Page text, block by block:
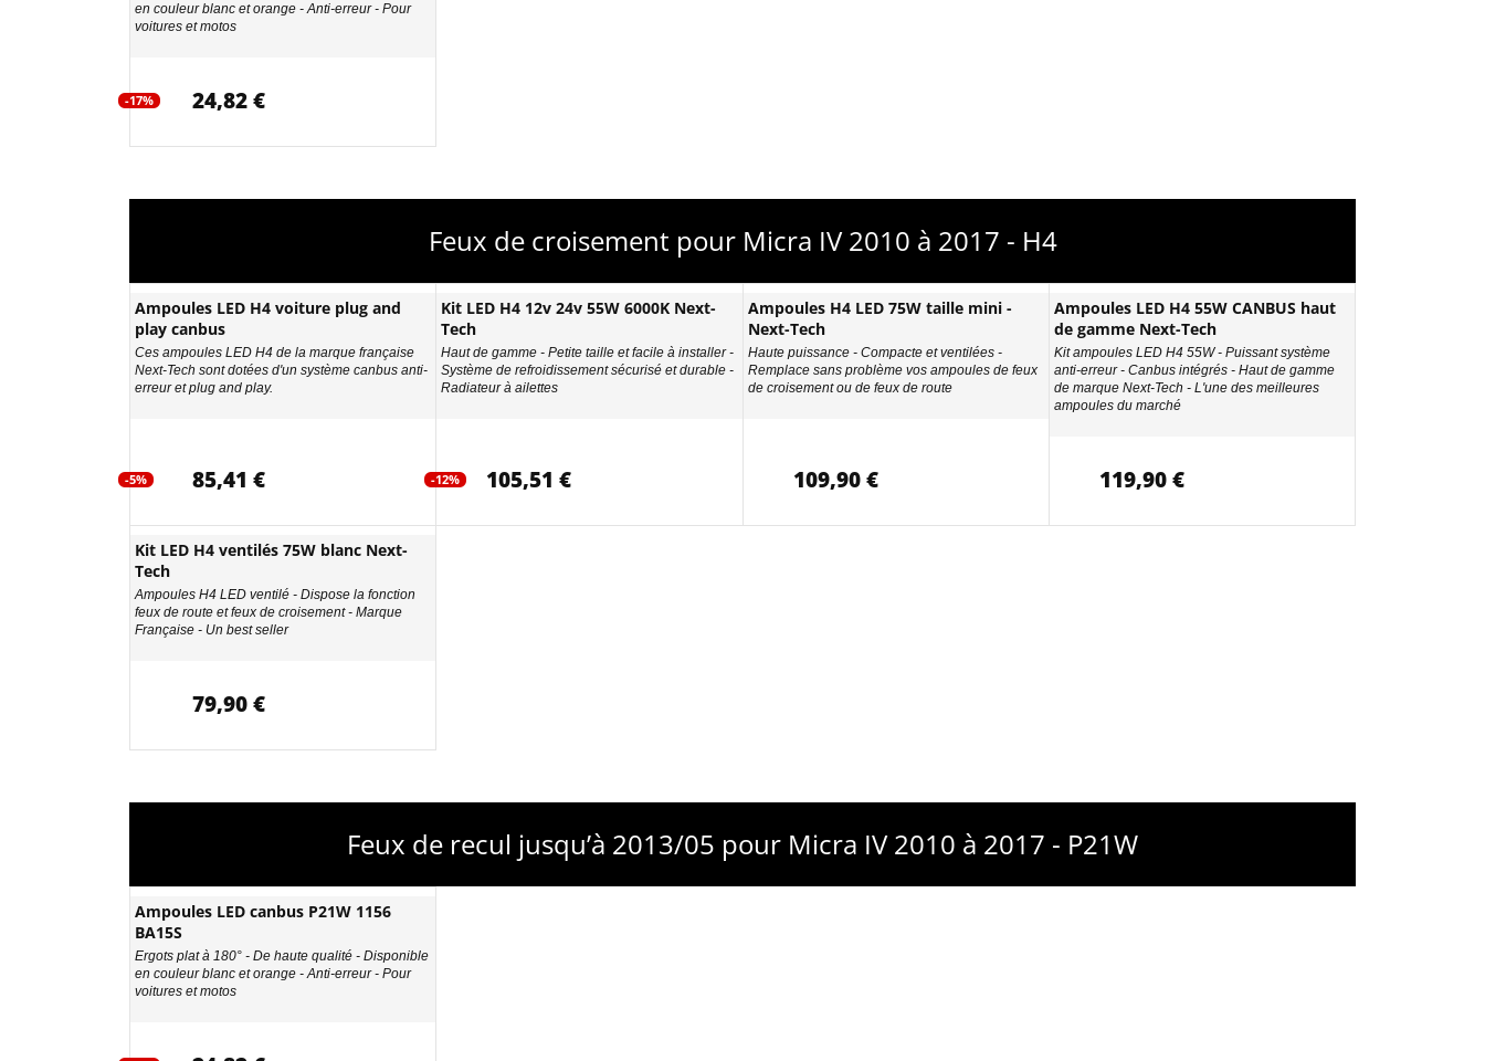
en couleur blanc et orange - Anti-erreur - Pour
voitures et motos
-17% 24,82 €
Feux de croisement pour Micra IV 2010 à 2017 - H4
Ampoules LED H4 voiture plug and
play canbus
Ces ampoules LED H4 de la marque française
Next-Tech sont dotées d'un système canbus anti-
erreur et plug and play.
-5% 85,41 €
Kit LED H4 12v 24v 55W 6000K Next-
Tech
Haut de gamme - Petite taille et facile à installer -
Système de refroidissement sécurisé et durable -
Radiateur à ailettes
-12% 105,51 €
Ampoules H4 LED 75W taille mini -
Next-Tech
Haute puissance - Compacte et ventilées -
Remplace sans problème vos ampoules de feux
de croisement ou de feux de route
109,90 €
Ampoules LED H4 55W CANBUS haut
de gamme Next-Tech
Kit ampoules LED H4 55W - Puissant système
anti-erreur - Canbus intégrés - Haut de gamme
de marque Next-Tech - L'une des meilleures
ampoules du marché
119,90 €
Kit LED H4 ventilés 75W blanc Next-
Tech
Ampoules H4 LED ventilé - Dispose la fonction
feux de route et feux de croisement - Marque
Française - Un best seller
79,90 €
Feux de recul jusqu’à 2013/05 pour Micra IV 2010 à 2017 - P21W
Ampoules LED canbus P21W 1156
BA15S
Ergots plat à 180° - De haute qualité - Disponible
en couleur blanc et orange - Anti-erreur - Pour
voitures et motos